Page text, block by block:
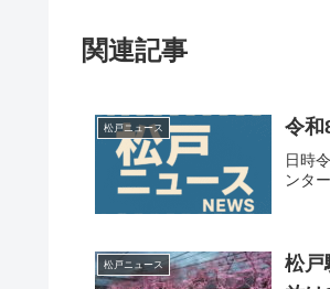
関連記事
松戸ニュース 令和
日時
ンタ
松戸ニュース
松戸